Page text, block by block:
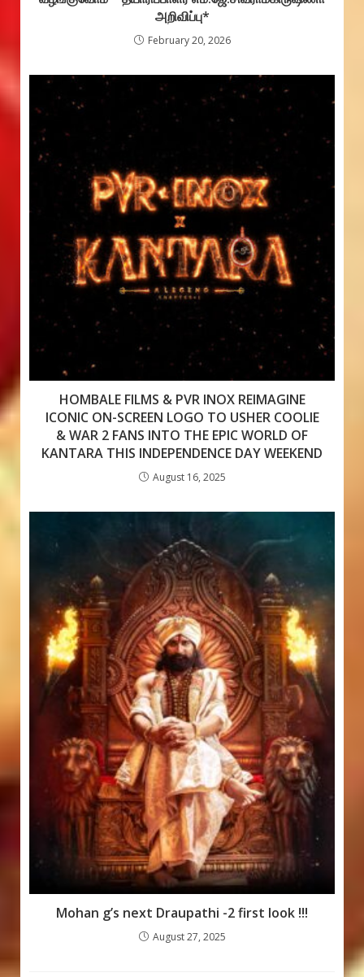
அறிவிப்பு*
February 20, 2026
HOMBALE FILMS & PVR INOX REIMAGINE
ICONIC ON-SCREEN LOGO TO USHER COOLIE
& WAR 2 FANS INTO THE EPIC WORLD OF
KANTARA THIS INDEPENDENCE DAY WEEKEND
August 16, 2025
Mohan g’s next Draupathi -2 first look !!!
August 27, 2025